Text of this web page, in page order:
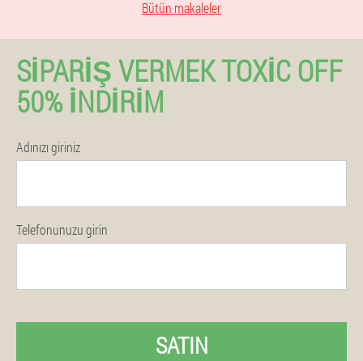
Bütün makaleler
SIPARIŞ VERMEK TOXIC OFF
50% İNDIRIM
Adınızı giriniz
Telefonunuzu girin
SATIN